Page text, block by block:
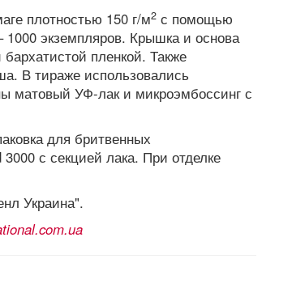
плотностью 150 г/м2 с помощью
1000 экземпляров. Крышка и основа
пленкой. Также
В тираже использовались
матовый УФ-лак и микроэмбоссинг с
для бритвенных
с секцией лака. При отделке
Украина".